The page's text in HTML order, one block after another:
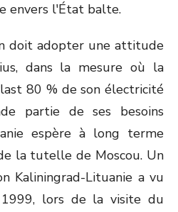
envers l'État balte.
doit adopter une attitude
dans la mesure où la
80 % de son électricité
partie de ses besoins
espère à long terme
la tutelle de Moscou. Un
Kaliningrad-Lituanie a vu
lors de la visite du